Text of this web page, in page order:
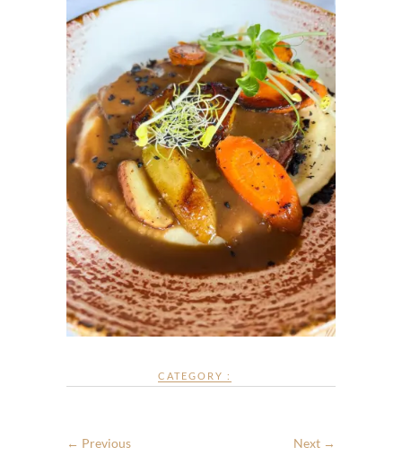
CATEGORY :
← Previous Next →